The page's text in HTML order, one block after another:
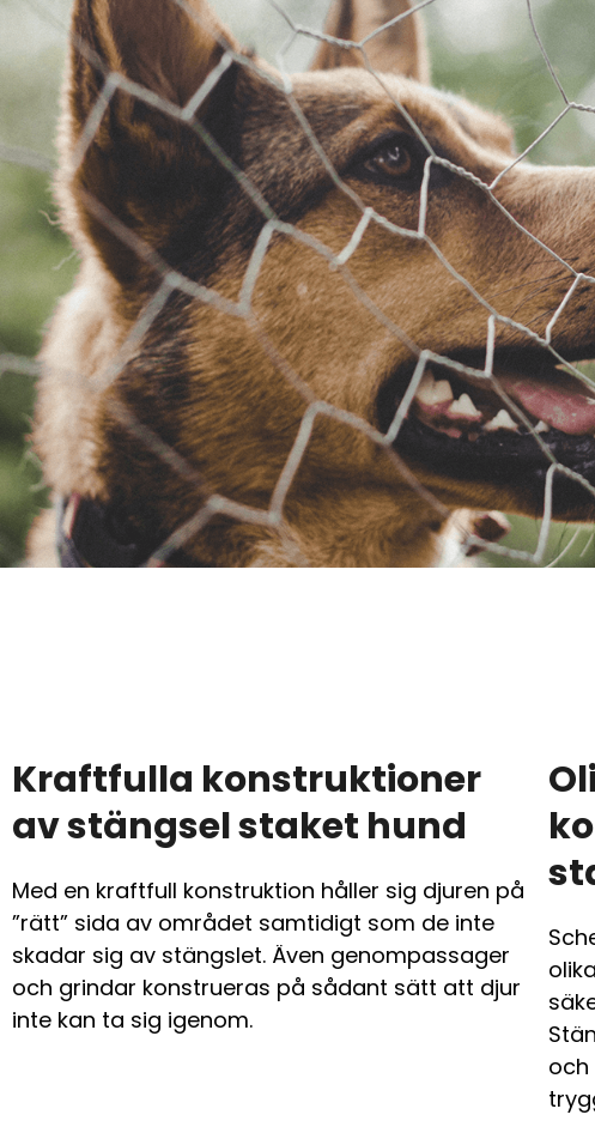
Kraftfulla konstruktioner
av stängsel staket hund
Med en kraftfull konstruktion håller sig djuren på
”rätt” sida av området samtidigt som de inte
skadar sig av stängslet. Även genompassager
och grindar konstrueras på sådant sätt att djur
inte kan ta sig igenom.
och